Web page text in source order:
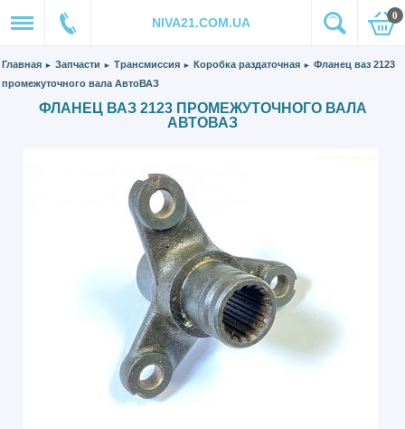
NIVA21.COM.UA 0
Главная ► Запчасти ► Трансмиссия ► Коробка раздаточная ► Фланец ваз 2123
промежуточного вала АвтоВАЗ
ФЛАНЕЦ ВАЗ 2123 ПРОМЕЖУТОЧНОГО ВАЛА
АВТОВАЗ